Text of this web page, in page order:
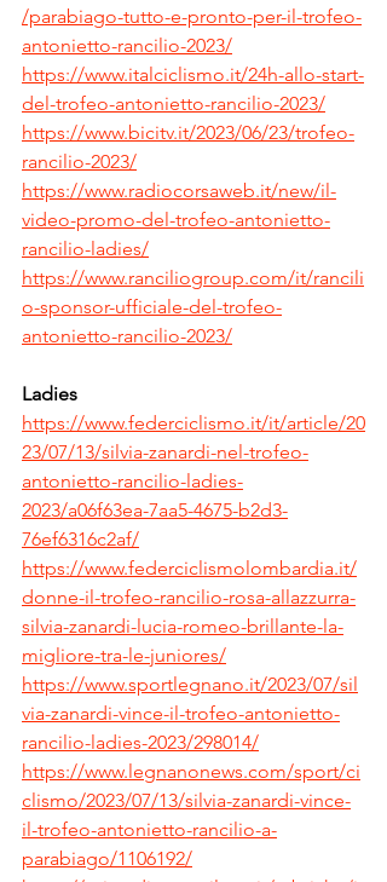
/parabiago-tutto-e-pronto-per-il-trofeo-
antonietto-rancilio-2023/
https://www.italciclismo.it/24h-allo-start-
del-trofeo-antonietto-rancilio-2023/
https://www.bicitv.it/2023/06/23/trofeo-
rancilio-2023/
https://www.radiocorsaweb.it/new/il-
video-promo-del-trofeo-antonietto-
rancilio-ladies/
https://www.ranciliogroup.com/it/rancili
o-sponsor-ufficiale-del-trofeo-
antonietto-rancilio-2023/
Ladies
https://www.federciclismo.it/it/article/20
23/07/13/silvia-zanardi-nel-trofeo-
antonietto-rancilio-ladies-
2023/a06f63ea-7aa5-4675-b2d3-
76ef6316c2af/
https://www.federciclismolombardia.it/
donne-il-trofeo-rancilio-rosa-allazzurra-
silvia-zanardi-lucia-romeo-brillante-la-
migliore-tra-le-juniores/
https://www.sportlegnano.it/2023/07/sil
via-zanardi-vince-il-trofeo-antonietto-
rancilio-ladies-2023/298014/
https://www.legnanonews.com/sport/ci
clismo/2023/07/13/silvia-zanardi-vince-
il-trofeo-antonietto-rancilio-a-
parabiago/1106192/